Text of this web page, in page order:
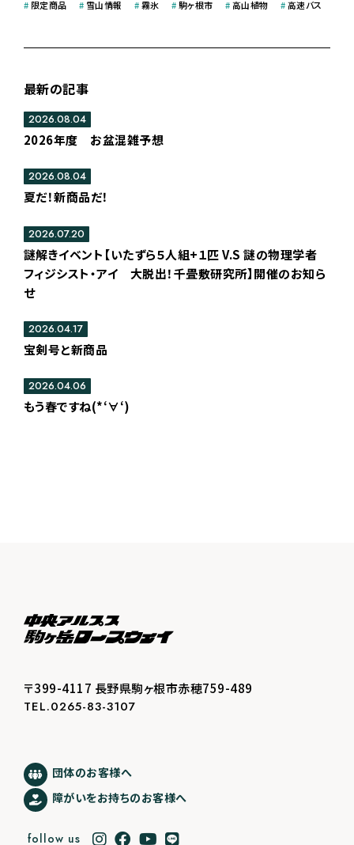
# 限定商品 # 雪山情報 #霧氷 #駒ヶ根市 #高山植物 #高速バス
最新の記事
2026年度 お盆混雑予想
2026.08.04
夏だ！新商品だ！
2026.08.04
謎解きイベント【いたずら５人組+１匹 V.S 謎の物理学者
フィジシスト・アイ 大脱出！千畳敷研究所】開催のお知ら
せ
2026.07.20
宝剣号と新商品
2026.04.17
もう春ですね(*‘∀‘)
2026.04.06
〒399-4117 長野県駒ヶ根市赤穂759-489
TEL.0265-83-3107
団体のお客様へ
障がいをお持ちのお客様へ
follow us